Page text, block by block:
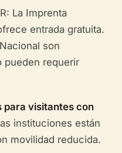
R: La Imprenta
entrada gratuita.
son
pueden requerir
para visitantes con
instituciones están
movilidad reducida.